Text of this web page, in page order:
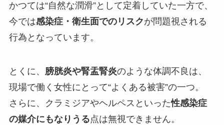
かつては“自然な潤滑”として定着していた一方で、
今では感染症・衛生面でのリスクが問題視される
行為となっています。
とくに、 膀胱炎や腎盂腎炎のような体調不良は、
現場で働く女性にとって“よくある被害”の一つ。
さらに、クラミジアやヘルペスといった性感染症
の媒介にもなりうる点は無視できません。